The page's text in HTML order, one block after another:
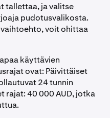
tallettaa, ja valitse
pudotusvalikosta.
vaihtoehto, voit ohittaa
käyttävien
ovat: Päivittäiset
24 tunnin
rajat: 40 000 AUD, jotka